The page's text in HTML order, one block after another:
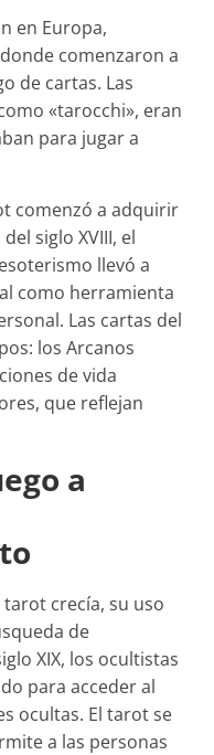
en Europa,
comenzaron a
de cartas. Las
«tarocchi», eran
para jugar a
comenzó a adquirir
siglo XVIII, el
llevó a
como herramienta
Las cartas del
los Arcanos
de vida
que reflejan
a
crecía, su uso
de
XIX, los ocultistas
para acceder al
ocultas. El tarot se
a las personas